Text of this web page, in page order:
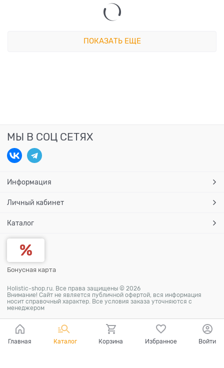
ПОКАЗАТЬ ЕЩЕ
МЫ В СОЦ СЕТЯХ
Информация
Личный кабинет
Каталог
Бонусная карта
Holistic-shop.ru. Все права защищены © 2026
Внимание! Сайт не является публичной офертой, вся информация
носит справочный характер. Все условия заказа уточняются с
менеджером
Главная Каталог Корзина Избранное Войти